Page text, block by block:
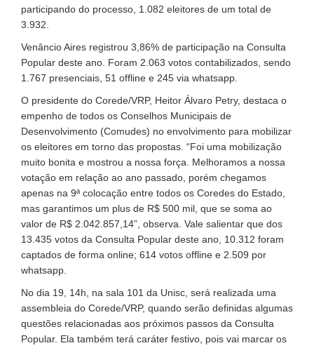
participando do processo, 1.082 eleitores de um total de
3.932.
Venâncio Aires registrou 3,86% de participação na Consulta
Popular deste ano. Foram 2.063 votos contabilizados, sendo
1.767 presenciais, 51 offline e 245 via whatsapp.
O presidente do Corede/VRP, Heitor Álvaro Petry, destaca o
empenho de todos os Conselhos Municipais de
Desenvolvimento (Comudes) no envolvimento para mobilizar
os eleitores em torno das propostas. “Foi uma mobilização
muito bonita e mostrou a nossa força. Melhoramos a nossa
votação em relação ao ano passado, porém chegamos
apenas na 9ª colocação entre todos os Coredes do Estado,
mas garantimos um plus de R$ 500 mil, que se soma ao
valor de R$ 2.042.857,14”, observa. Vale salientar que dos
13.435 votos da Consulta Popular deste ano, 10.312 foram
captados de forma online; 614 votos offline e 2.509 por
whatsapp.
No dia 19, 14h, na sala 101 da Unisc, será realizada uma
assembleia do Corede/VRP, quando serão definidas algumas
questões relacionadas aos próximos passos da Consulta
Popular. Ela também terá caráter festivo, pois vai marcar os